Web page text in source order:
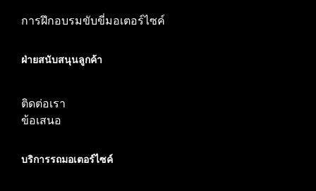
การฝึกอบรมขับขี่มอเตอร์ไซค์
ฝ่ายสนับสนุนลูกค้า
ติดต่อเรา
ข้อเสนอ
บริการรถมอเตอร์ไซค์​